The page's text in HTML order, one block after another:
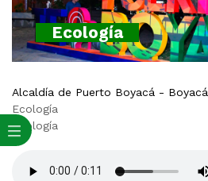
Ecología
Alcaldía de Puerto Boyacá - Boyacá
Ecología
Ecología